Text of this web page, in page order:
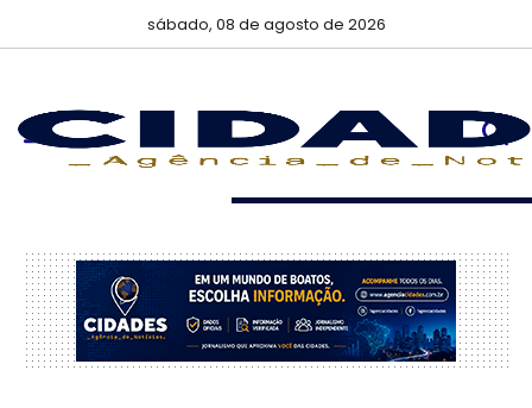
sábado, 08 de agosto de 2026